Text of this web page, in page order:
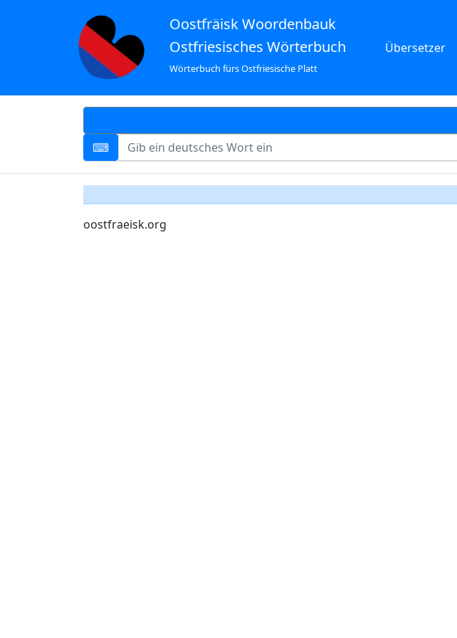
Oostfräisk Woordenbauk
Ostfriesisches Wörterbuch
Wörterbuch fürs Ostfriesische Platt
Übersetzer
oostfraeisk.org